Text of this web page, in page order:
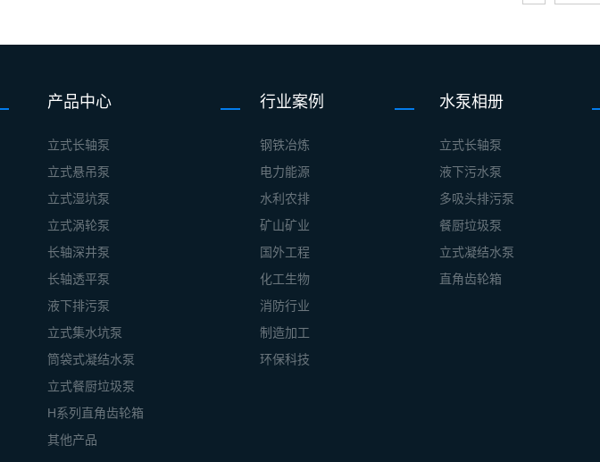
产品中心
立式长轴泵
立式悬吊泵
立式湿坑泵
立式涡轮泵
长轴深井泵
长轴透平泵
液下排污泵
立式集水坑泵
筒袋式凝结水泵
立式餐厨垃圾泵
H系列直角齿轮箱
其他产品
行业案例
钢铁冶炼
电力能源
水利农排
矿山矿业
国外工程
化工生物
消防行业
制造加工
环保科技
水泵相册
立式长轴泵
液下污水泵
多吸头排污泵
餐厨垃圾泵
立式凝结水泵
直角齿轮箱